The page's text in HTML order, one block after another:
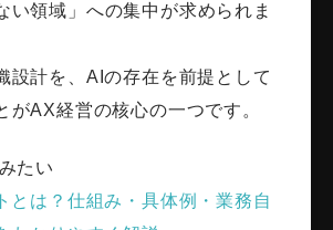
い領域」への集中が求められま
設計を、AIの存在を前提として
がAX経営の核心の一つです。
たい
とは？仕組み・具体例・業務自